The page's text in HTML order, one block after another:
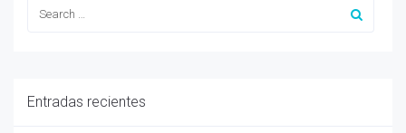
Entradas recientes